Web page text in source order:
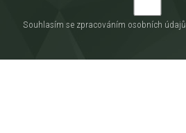
Souhlasím se zpracováním osobních údajů